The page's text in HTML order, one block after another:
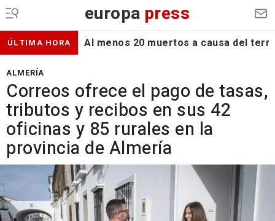
europa press
ÚLTIMA HORA Al menos 20 muertos a causa del
ALMERÍA
Correos ofrece el pago de tasas,
tributos y recibos en sus 42
oficinas y 85 rurales en la
provincia de Almería